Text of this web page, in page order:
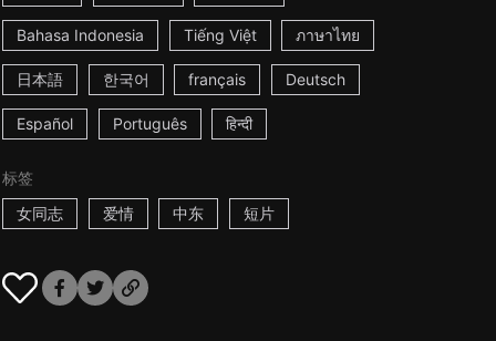
Bahasa Indonesia Tiếng Việt ภาษาไทย
日本語 한국어 français Deutsch
Español Português हिन्दी
标签
女同志
爱情 中东 短片